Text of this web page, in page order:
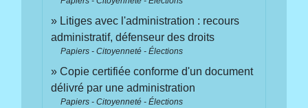
Litiges avec l'administration : recours
administratif, défenseur des droits
Papiers - Citoyenneté - Élections
Copie certifiée conforme d'un document
délivré par une administration
Papiers - Citoyenneté - Élections